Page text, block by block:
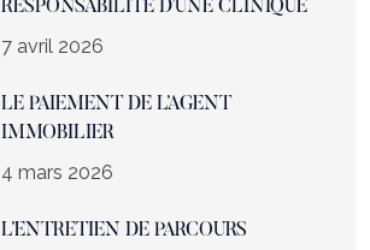
RESPONSABILITE D’UNE CLINIQUE
7 avril 2026
LE PAIEMENT DE L’AGENT
IMMOBILIER
4 mars 2026
L’ENTRETIEN DE PARCOURS